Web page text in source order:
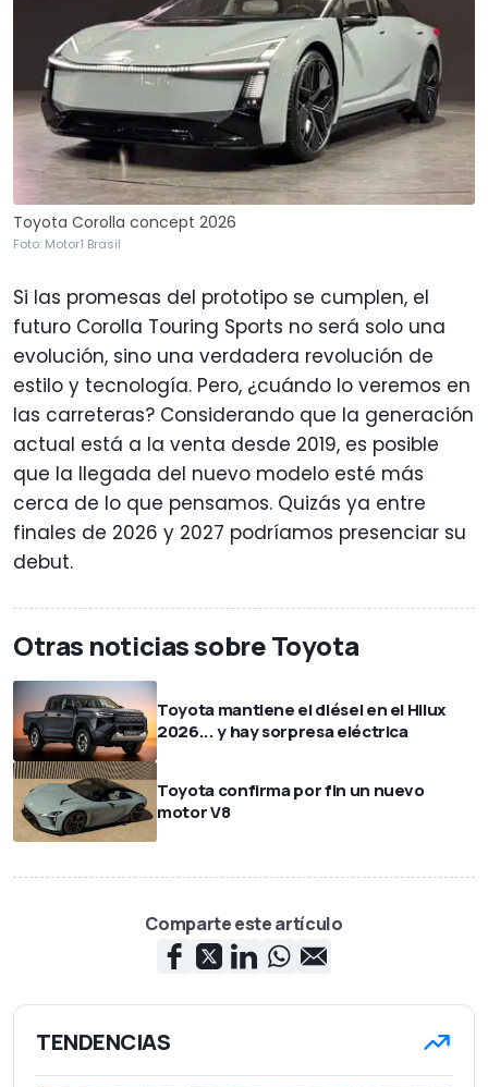
Toyota Corolla concept 2026
Foto: Motor1 Brasil
Si las promesas del prototipo se cumplen, el
futuro Corolla Touring Sports no será solo una
evolución, sino una verdadera revolución de
estilo y tecnología. Pero, ¿cuándo lo veremos en
las carreteras? Considerando que la generación
actual está a la venta desde 2019, es posible
que la llegada del nuevo modelo esté más
cerca de lo que pensamos. Quizás ya entre
finales de 2026 y 2027 podríamos presenciar su
debut.
Otras noticias sobre Toyota
Toyota mantiene el diésel en el Hilux
2026... y hay sorpresa eléctrica
Toyota confirma por fin un nuevo
motor V8
Comparte este artículo
TENDENCIAS